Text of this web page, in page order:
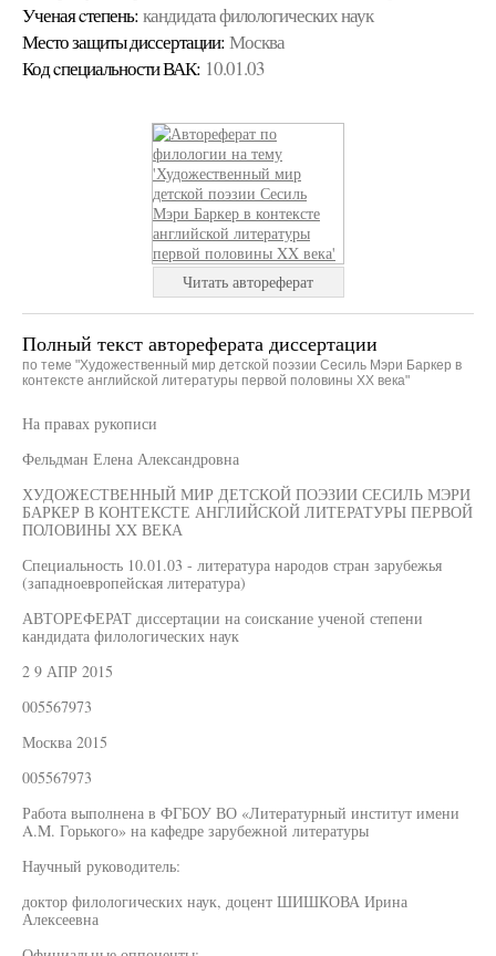
Ученая cтепень: кандидата филологических наук
Место защиты диссертации: Москва
Код cпециальности ВАК: 10.01.03
Читать автореферат
Полный текст автореферата диссертации
по теме "Художественный мир детской поэзии Сесиль Мэри Баркер в
контексте английской литературы первой половины XX века"
На правах рукописи
Фельдман Елена Александровна
ХУДОЖЕСТВЕННЫЙ МИР ДЕТСКОЙ ПОЭЗИИ СЕСИЛЬ МЭРИ
БАРКЕР В КОНТЕКСТЕ АНГЛИЙСКОЙ ЛИТЕРАТУРЫ ПЕРВОЙ
ПОЛОВИНЫ XX ВЕКА
Специальность 10.01.03 - литература народов стран зарубежья
(западноевропейская литература)
АВТОРЕФЕРАТ диссертации на соискание ученой степени
кандидата филологических наук
2 9 АПР 2015
005567973
Москва 2015
005567973
Работа выполнена в ФГБОУ ВО «Литературный институт имени
A.M. Горького» на кафедре зарубежной литературы
Научный руководитель:
доктор филологических наук, доцент ШИШКОВА Ирина
Алексеевна